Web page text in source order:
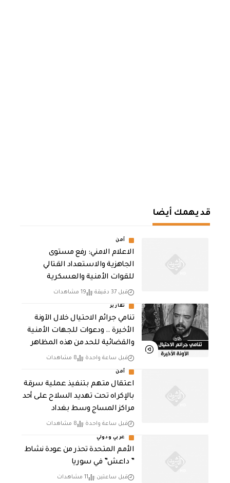
قد يهمك أيضا
أمن
الاعلام الامني: رفع مستوى
الجاهزية والاستعداد القتالي
للقوات الأمنية والعسكرية
قبل 37 دقيقة 19 مشاهدات
تقارير
تنامي جرائم الاحتيال خلال الآونة
الأخيرة .. ودعوات للجهات الأمنية
والقضائية للحد من هذه المظاهر
قبل ساعة واحدة 8 مشاهدات
أمن
اعتقال متهم بتنفيذ عملية سرقة
بالإكراه تحت تهديد السلاح على أحد
مراكز المساج وسط بغداد
قبل ساعة واحدة 8 مشاهدات
عربي ودولي
الأمم المتحدة تحذر من عودة نشاط
” داعش” في سوريا
قبل ساعتين 11 مشاهدات